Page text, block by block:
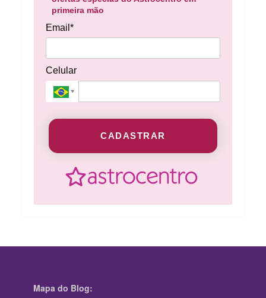
primeira mão
Email*
Celular
CADASTRAR
Mapa do Blog: